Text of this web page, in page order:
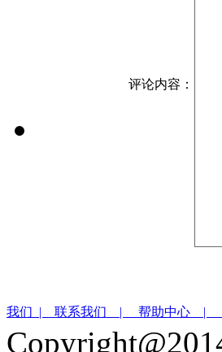
评论内容：
我们 | 联系我们 | 帮助中心 |